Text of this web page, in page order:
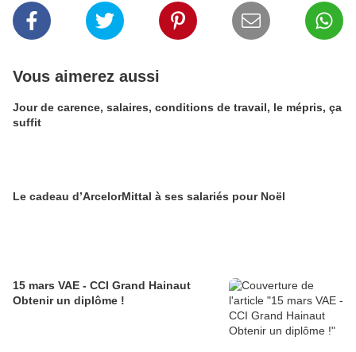
Vous aimerez aussi
Jour de carence, salaires, conditions de travail, le mépris, ça
suffit
Le cadeau d’ArcelorMittal à ses salariés pour Noël
15 mars VAE - CCI Grand Hainaut
Obtenir un diplôme !